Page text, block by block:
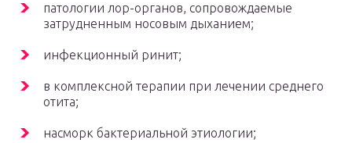
патологии лор-органов, сопровождаемые
затрудненным носовым дыханием;
инфекционный ринит;
в комплексной терапии при лечении среднего
отита;
насморк бактериальной этиологии;